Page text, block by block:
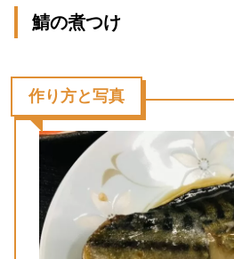
鯖の煮つけ
作り方と写真